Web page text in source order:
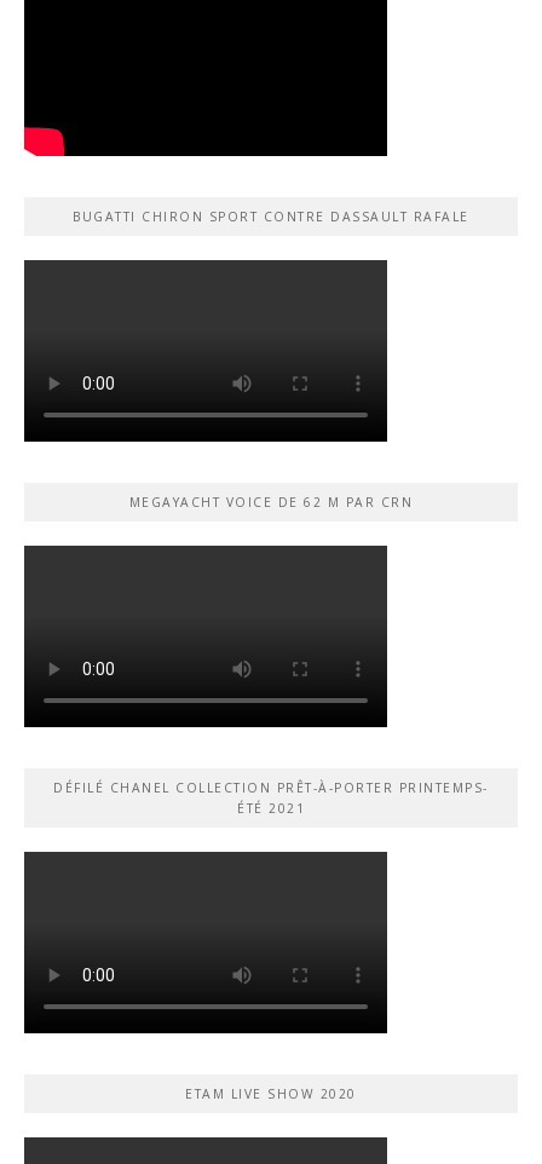
BUGATTI CHIRON SPORT CONTRE DASSAULT RAFALE
MEGAYACHT VOICE DE 62 M PAR CRN
DÉFILÉ CHANEL COLLECTION PRÊT-À-PORTER PRINTEMPS-
ÉTÉ 2021
ETAM LIVE SHOW 2020